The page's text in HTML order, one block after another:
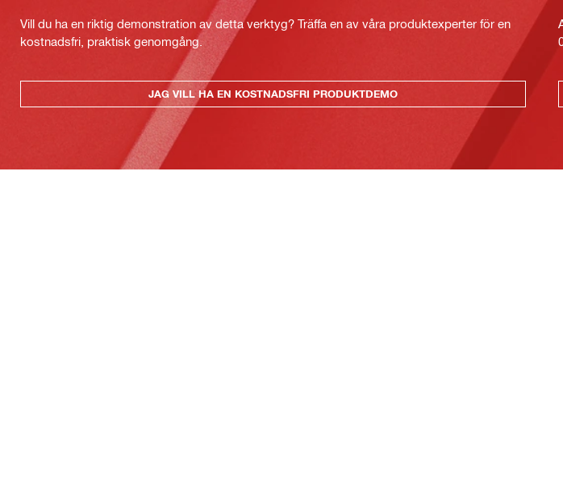
Vill du ha en riktig demonstration av detta verktyg? Träffa en av våra produktexperter för en
kostnadsfri, praktisk genomgång.
JAG VILL HA EN KOSTNADSFRI PRODUKTDEMO